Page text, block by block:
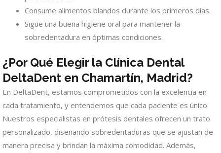
Consume alimentos blandos durante los primeros días.
Sigue una buena higiene oral para mantener la
sobredentadura en óptimas condiciones.
¿Por Qué Elegir la Clínica Dental
DeltaDent en Chamartín, Madrid?
En DeltaDent, estamos comprometidos con la excelencia en
cada tratamiento, y entendemos que cada paciente es único.
Nuestros especialistas en prótesis dentales ofrecen un trato
personalizado, diseñando sobredentaduras que se ajustan de
manera precisa y brindan la máxima comodidad. Además,